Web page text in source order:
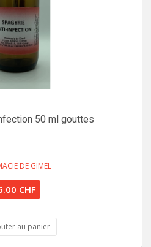
50 ml gouttes
DE GIMEL
CHF
au panier